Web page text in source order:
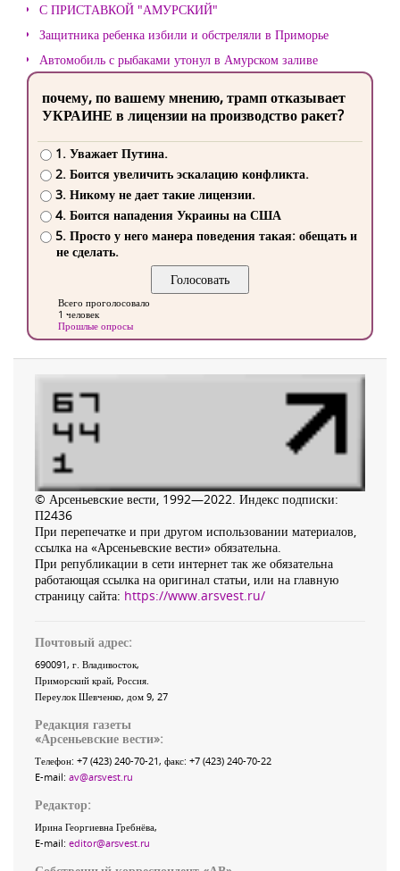
С ПРИСТАВКОЙ "АМУРСКИЙ"
Защитника ребенка избили и обстреляли в Приморье
Автомобиль с рыбаками утонул в Амурском заливе
почему, по вашему мнению, трамп отказывает
УКРАИНЕ в лицензии на производство ракет?
1. Уважает Путина.
2. Боится увеличить эскалацию конфликта.
3. Никому не дает такие лицензии.
4. Боится нападения Украины на США
5. Просто у него манера поведения такая: обещать и
не сделать.
Всего проголосовало
1 человек
Прошлые опросы
© Арсеньевские вести, 1992—2022. Индекс подписки:
П2436
При перепечатке и при другом использовании материалов,
ссылка на «Арсеньевские вести» обязательна.
При републикации в сети интернет так же обязательна
работающая ссылка на оригинал статьи, или на главную
страницу сайта: https://www.arsvest.ru/
Почтовый адрес:
690091, г. Владивосток,
Приморский край, Россия
Переулок Шевченко, дом 9, 27
Редакция газеты
«Арсеньевские вести»:
Телефон: +7 (423) 240-70-21, факс: +7 (423) 240-70-22
E-mail: av@arsvest.ru
Редактор:
Ирина Георгиевна Гребнёва,
E-mail: editor@arsvest.ru